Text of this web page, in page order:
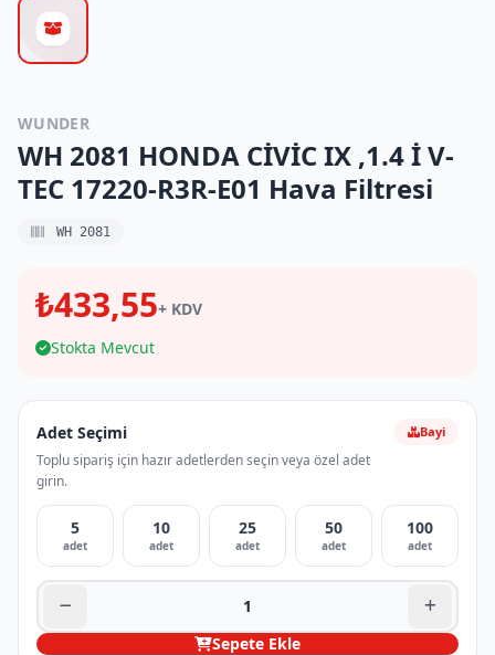
WUNDER
WH 2081 HONDA CİVİC IX ,1.4 İ V-
TEC 17220-R3R-E01 Hava Filtresi
WH 2081
₺433,55+ KDV
Stokta Mevcut
Adet Seçimi
Toplu sipariş için hazır adetlerden seçin veya özel adet
girin.
Bayi
5
adet
10
adet
25
adet
50
adet
100
adet
Sepete Ekle